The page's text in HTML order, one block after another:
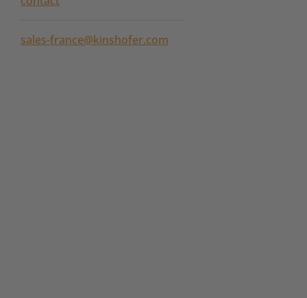
sales-france@kinshofer.com